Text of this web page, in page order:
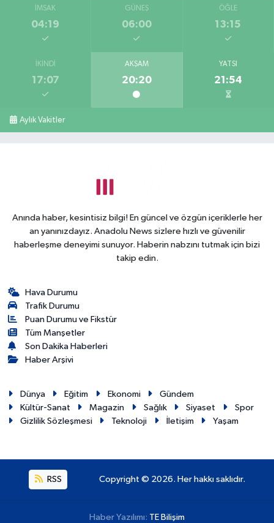
İMSAK
04:19
GÜNEŞ
06:00
ÖĞLE
13:15
İKINDI
17:07
AKŞAM
20:20
YATSI
21:54
Aylık Vakitler
Anında haber, kesintisiz bilgi! En güncel ve özgün içeriklerle her
an yanınızdayız. Anadolu News sizlere hızlı ve güvenilir
haberleşme deneyimi sunuyor. Haberin nabzını tutmak için bizi
takip edin.
Hava Durumu
Trafik Durumu
Puan Durumu ve Fikstür
Tüm Manşetler
Son Dakika Haberleri
Haber Arşivi
Dünya Eğitim Ekonomi
Gündem
Kültür-Sanat
Magazin Sağlık Siyaset
Spor
Gizlilik Sözleşmesi
Teknoloji İletişim Yaşam
RSS Copyright © 2026. Her hakkı saklıdır.
Haber Yazılımı: TE Bilişim